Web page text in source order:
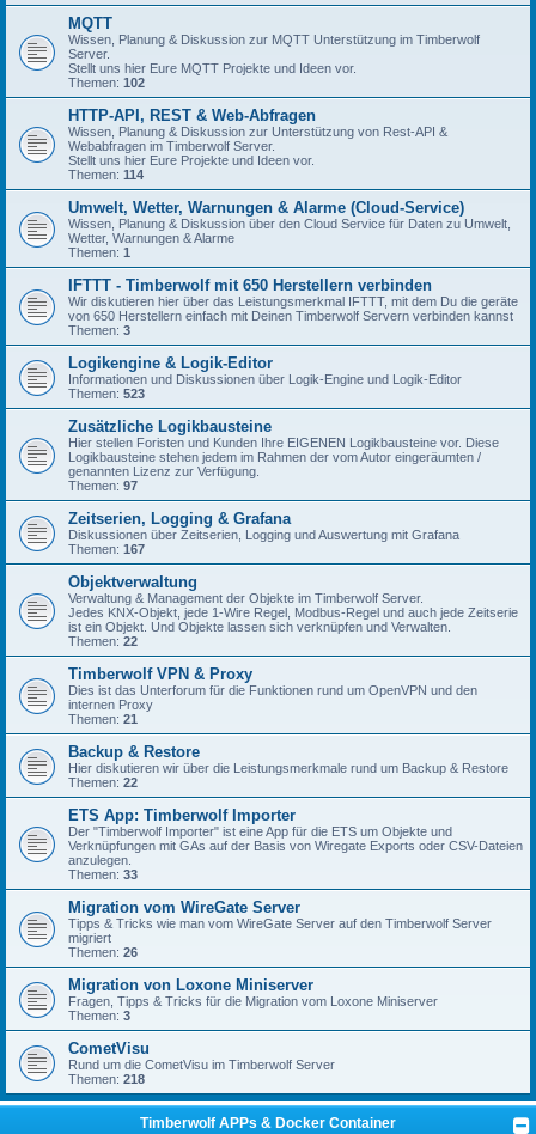
MQTT
Wissen, Planung & Diskussion zur MQTT Unterstützung im Timberwolf
Server.
Stellt uns hier Eure MQTT Projekte und Ideen vor.
Themen: 102
HTTP-API, REST & Web-Abfragen
Wissen, Planung & Diskussion zur Unterstützung von Rest-API &
Webabfragen im Timberwolf Server.
Stellt uns hier Eure Projekte und Ideen vor.
Themen: 114
Umwelt, Wetter, Warnungen & Alarme (Cloud-Service)
Wissen, Planung & Diskussion über den Cloud Service für Daten zu Umwelt,
Wetter, Warnungen & Alarme
Themen: 1
IFTTT - Timberwolf mit 650 Herstellern verbinden
Wir diskutieren hier über das Leistungsmerkmal IFTTT, mit dem Du die geräte
von 650 Herstellern einfach mit Deinen Timberwolf Servern verbinden kannst
Themen: 3
Logikengine & Logik-Editor
Informationen und Diskussionen über Logik-Engine und Logik-Editor
Themen: 523
Zusätzliche Logikbausteine
Hier stellen Foristen und Kunden Ihre EIGENEN Logikbausteine vor. Diese
Logikbausteine stehen jedem im Rahmen der vom Autor eingeräumten /
genannten Lizenz zur Verfügung.
Themen: 97
Zeitserien, Logging & Grafana
Diskussionen über Zeitserien, Logging und Auswertung mit Grafana
Themen: 167
Objektverwaltung
Verwaltung & Management der Objekte im Timberwolf Server.
Jedes KNX-Objekt, jede 1-Wire Regel, Modbus-Regel und auch jede Zeitserie
ist ein Objekt. Und Objekte lassen sich verknüpfen und Verwalten.
Themen: 22
Timberwolf VPN & Proxy
Dies ist das Unterforum für die Funktionen rund um OpenVPN und den
internen Proxy
Themen: 21
Backup & Restore
Hier diskutieren wir über die Leistungsmerkmale rund um Backup & Restore
Themen: 22
ETS App: Timberwolf Importer
Der "Timberwolf Importer" ist eine App für die ETS um Objekte und
Verknüpfungen mit GAs auf der Basis von Wiregate Exports oder CSV-Dateien
anzulegen.
Themen: 33
Migration vom WireGate Server
Tipps & Tricks wie man vom WireGate Server auf den Timberwolf Server
migriert
Themen: 26
Migration von Loxone Miniserver
Fragen, Tipps & Tricks für die Migration vom Loxone Miniserver
Themen: 3
CometVisu
Rund um die CometVisu im Timberwolf Server
Themen: 218
Timberwolf APPs & Docker Container